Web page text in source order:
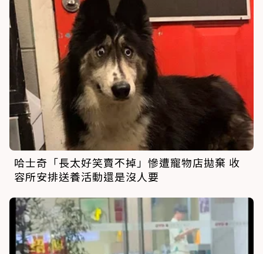
哈士奇「長太好笑賣不掉」慘遭寵物店拋棄 收
容所安排送養活動還是沒人要